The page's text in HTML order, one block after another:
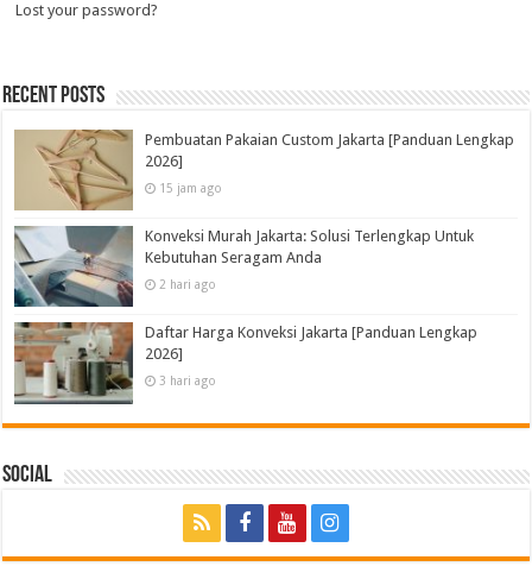
Lost your password?
Recent Posts
Pembuatan Pakaian Custom Jakarta [Panduan Lengkap
2026]
15 jam ago
Konveksi Murah Jakarta: Solusi Terlengkap Untuk
Kebutuhan Seragam Anda
2 hari ago
Daftar Harga Konveksi Jakarta [Panduan Lengkap
2026]
3 hari ago
Social